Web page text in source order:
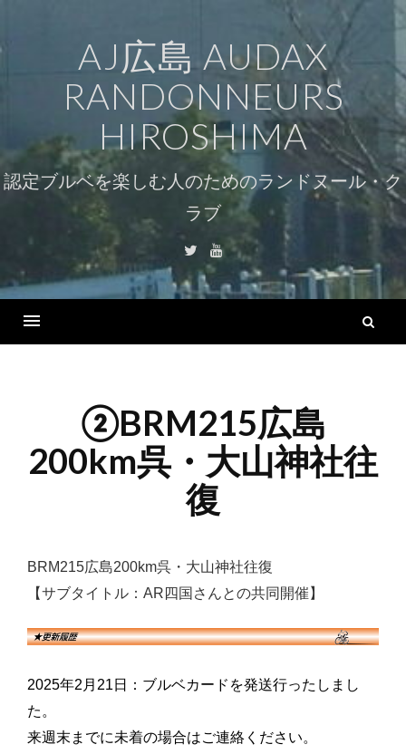
キ
AJ広島 AUDAX
RANDONNEURS
HIROSHIMA
認定ブルベを楽しむ人のためのランドヌール・ク
ラブ
TwitterYoutube
②BRM215広島
200km呉・大山神社往
復
BRM215広島200km呉・大山神社往復
【サブタイトル：AR四国さんとの共同開催】
2025年2月21日：ブルベカードを発送行ったしまし
た。
来週末までに未着の場合はご連絡ください。